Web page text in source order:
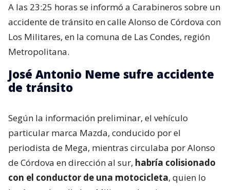
El periodista José Antonio Neme sufrió un accidente
de tránsito la noche de este viernes. La noticia fue
dada a conocer en el programa ‘Primer Plano‘ y
confirmada por La Radio.
A las 23:25 horas se informó a Carabineros sobre un
accidente de tránsito en calle Alonso de Córdova con
Metropolitana.
José Antonio Neme sufre accidente
de tránsito